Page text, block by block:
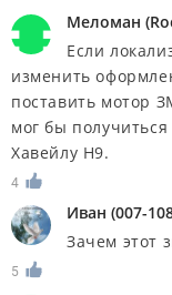
Меломан (
Если
изменить
поставить мотор
мог бы
Хавейлу Н9.
4
Иван (007-
Зачем этот
5